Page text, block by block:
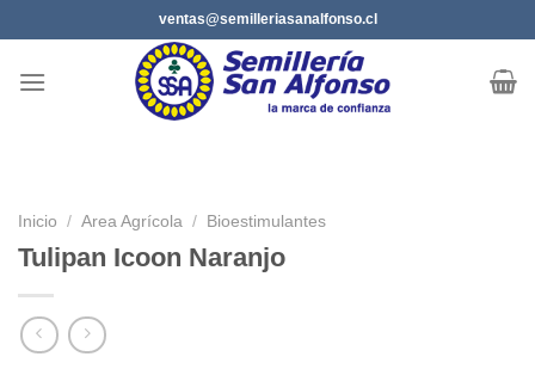
al
contenido
ventas@semilleriasanalfonso.cl
Inicio / Area Agrícola / Bioestimulantes
Tulipan Icoon Naranjo